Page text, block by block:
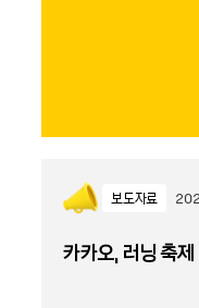
보도자료
카카오, 러닝 축